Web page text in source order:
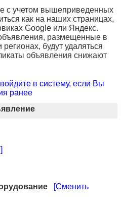
с учетом вышеприведенных
как на наших страницах,
Google или Яндекс.
размещенные в
регионах, будут удаляться
объявления снижают
в систему, если Вы
ранее
[Сменить